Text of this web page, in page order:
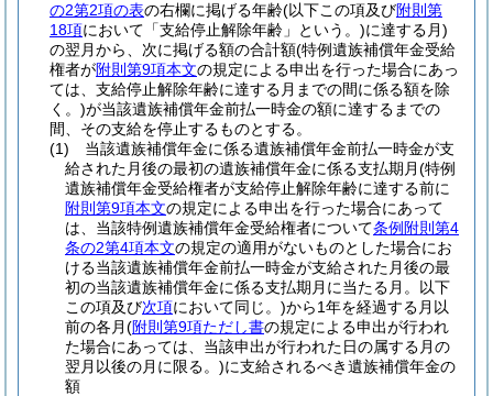
の2第2項の表の右欄に掲げる年齢(以下この項及び附則第
18項において「支給停止解除年齢」という。)に達する月)
の翌月から、次に掲げる額の合計額(特例遺族補償年金受給
権者が附則第9項本文の規定による申出を行った場合にあっ
ては、支給停止解除年齢に達する月までの間に係る額を除
く。)が当該遺族補償年金前払一時金の額に達するまでの
間、その支給を停止するものとする。
(1)
当該遺族補償年金に係る遺族補償年金前払一時金が支
給された月後の最初の遺族補償年金に係る支払期月(特例
遺族補償年金受給権者が支給停止解除年齢に達する前に
附則第9項本文の規定による申出を行った場合にあって
は、当該特例遺族補償年金受給権者について条例附則第4
条の2第4項本文の規定の適用がないものとした場合にお
ける当該遺族補償年金前払一時金が支給された月後の最
初の当該遺族補償年金に係る支払期月に当たる月。以下
この項及び次項において同じ。)から1年を経過する月以
前の各月(附則第9項ただし書の規定による申出が行われ
た場合にあっては、当該申出が行われた日の属する月の
翌月以後の月に限る。)に支給されるべき遺族補償年金の
額